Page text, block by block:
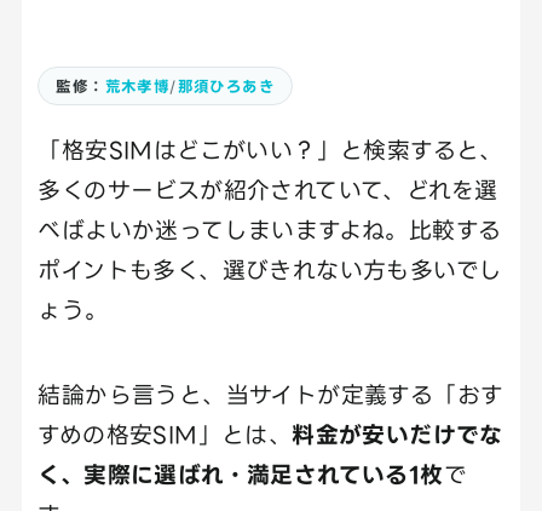
監修： 荒木孝博/那須ひろあき
「格安SIMはどこがいい？」と検索すると、
多くのサービスが紹介されていて、どれを選
べばよいか迷ってしまいますよね。比較する
ポイントも多く、選びきれない方も多いでし
ょう。
結論から言うと、当サイトが定義する「おす
すめの格安SIM」とは、料金が安いだけでな
く、実際に選ばれ・満足されている1枚で